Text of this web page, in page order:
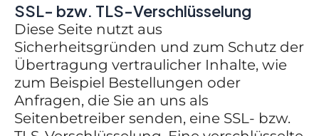
SSL- bzw. TLS-Verschlüsselung
Diese Seite nutzt aus
Sicherheitsgründen und zum Schutz der
Übertragung vertraulicher Inhalte, wie
zum Beispiel Bestellungen oder
Anfragen, die Sie an uns als
Seitenbetreiber senden, eine SSL- bzw.